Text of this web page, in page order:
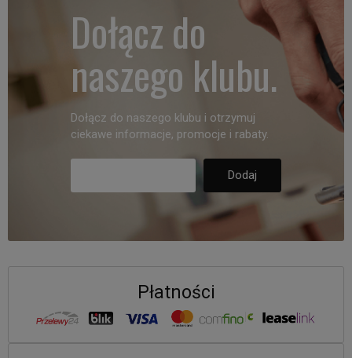
Dołącz do
naszego klubu.
Dołącz do naszego klubu i otrzymuj
ciekawe informacje, promocje i rabaty.
Płatności